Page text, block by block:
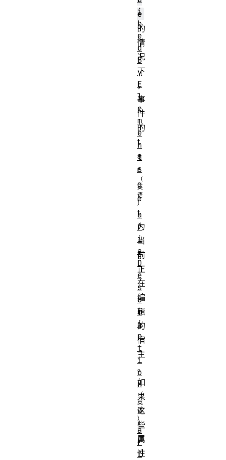
e
的
情
况
下
，
事
件
的
t
a
r
g
e
t
为
当
前
正
在
编
辑
的
宿
主
。
如
果
这
些
属
性
i
b
e
d
B
y
E
l
e
m
e
n
t
s
a
r
i
a
D
e
s
c
r
i
p
t
i
o
n
a
r
i